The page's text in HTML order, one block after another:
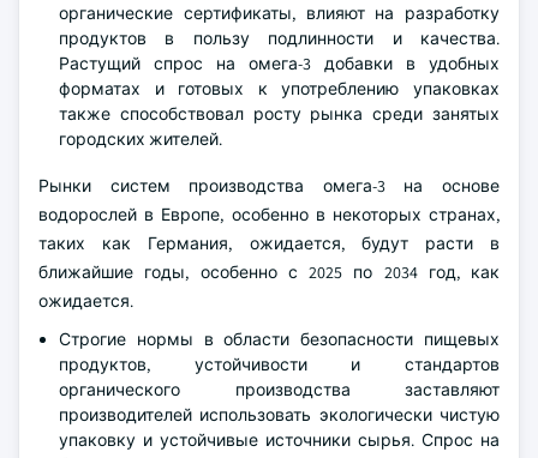
органические сертификаты, влияют на разработку
продуктов в пользу подлинности и качества.
Растущий спрос на омега-3 добавки в удобных
форматах и готовых к употреблению упаковках
также способствовал росту рынка среди занятых
городских жителей.
Рынки систем производства омега-3 на основе
водорослей в Европе, особенно в некоторых странах,
таких как Германия, ожидается, будут расти в
ближайшие годы, особенно с 2025 по 2034 год, как
ожидается.
Строгие нормы в области безопасности пищевых
продуктов, устойчивости и стандартов
органического производства заставляют
производителей использовать экологически чистую
упаковку и устойчивые источники сырья. Спрос на